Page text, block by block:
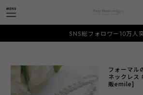
SNS総フォロワー10万人
フォーマル
ネックレス
販emile]